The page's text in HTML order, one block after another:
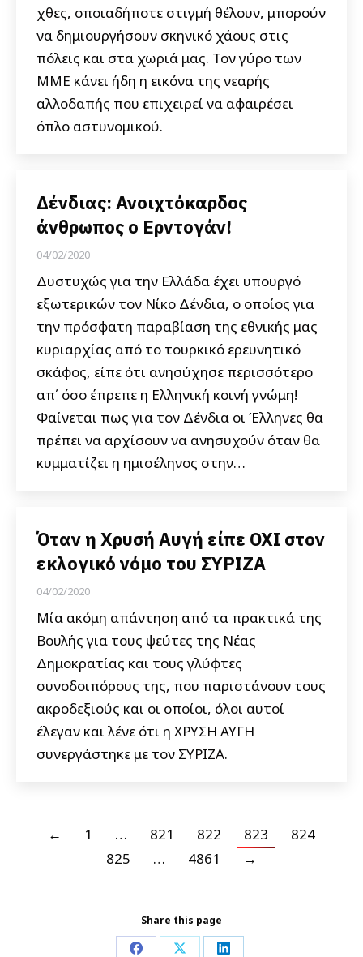
χθες, οποιαδήποτε στιγμή θέλουν, μπορούν
να δημιουργήσουν σκηνικό χάους στις
πόλεις και στα χωριά μας. Τον γύρο των
ΜΜΕ κάνει ήδη η εικόνα της νεαρής
αλλοδαπής που επιχειρεί να αφαιρέσει
όπλο αστυνομικού.
Δένδιας: Ανοιχτόκαρδος
άνθρωπος ο Ερντογάν!
04/02/2020
Δυστυχώς για την Ελλάδα έχει υπουργό
εξωτερικών τον Νίκο Δένδια, ο οποίος για
την πρόσφατη παραβίαση της εθνικής μας
κυριαρχίας από το τουρκικό ερευνητικό
σκάφος, είπε ότι ανησύχησε περισσότερο
απ΄ όσο έπρεπε η Ελληνική κοινή γνώμη!
Φαίνεται πως για τον Δένδια οι Έλληνες θα
πρέπει να αρχίσουν να ανησυχούν όταν θα
κυμματίζει η ημισέληνος στην…
Όταν η Χρυσή Αυγή είπε ΟΧΙ στον
εκλογικό νόμο του ΣΥΡΙΖΑ
04/02/2020
Μία ακόμη απάντηση από τα πρακτικά της
Βουλής για τους ψεύτες της Νέας
Δημοκρατίας και τους γλύφτες
συνοδοιπόρους της, που παριστάνουν τους
ακροδεξιούς και οι οποίοι, όλοι αυτοί
έλεγαν και λένε ότι η ΧΡΥΣΗ ΑΥΓΗ
συνεργάστηκε με τον ΣΥΡΙΖΑ.
← 1 … 821 822 823
824
825
… 4861 →
Share this page